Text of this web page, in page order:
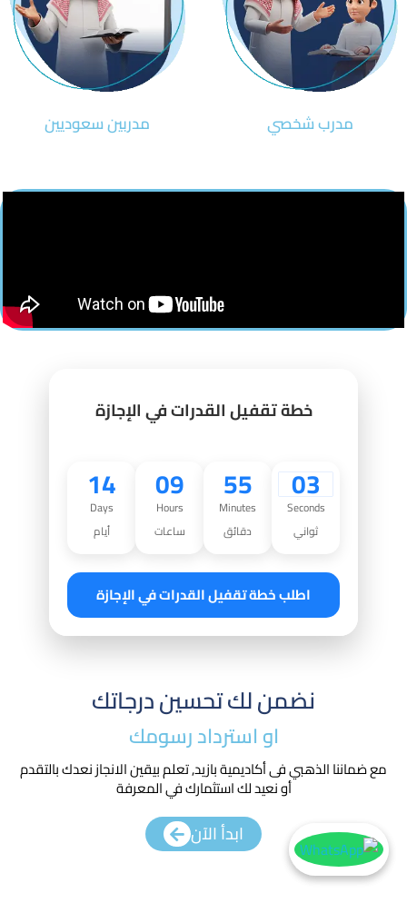
مدرب شخصي مدربين سعوديين
خطة تقفيل القدرات في الإجازة
14
Days
أيام
09
Hours
ساعات
55
Minutes
دقائق
01
Seconds
ثواني
اطلب خطة تقفيل القدرات في الإجازة
نضمن لك تحسين درجاتك
او استرداد رسومك​
مع ضماننا الذهبي فى أكاديمية بازيد, تعلم بيقين الانجاز نعدك بالتقدم
أو نعيد لك استثمارك في المعرفة
ابدأ الآن